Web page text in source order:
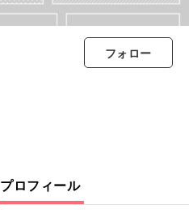
フォロー
プロフィール